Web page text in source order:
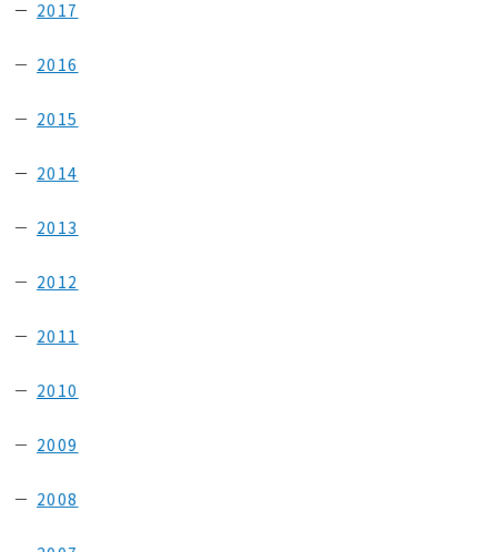
2017
2016
2015
2014
2013
2012
2011
2010
2009
2008